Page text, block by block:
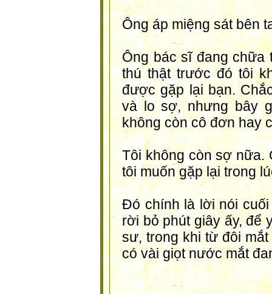
Ông áp miệng sát bên
Ông bác sĩ đang chữa
thú thật trước đó tôi
được gặp lại bạn.
và lo sợ, nhưng bây
không còn cô đơn hay
Tôi không còn sợ nữa.
tôi muốn gặp lại trong
Đó chính là lời nói
rời bỏ phút giây ấy, để
sư, trong khi từ đôi
có vài giọt nước mắt